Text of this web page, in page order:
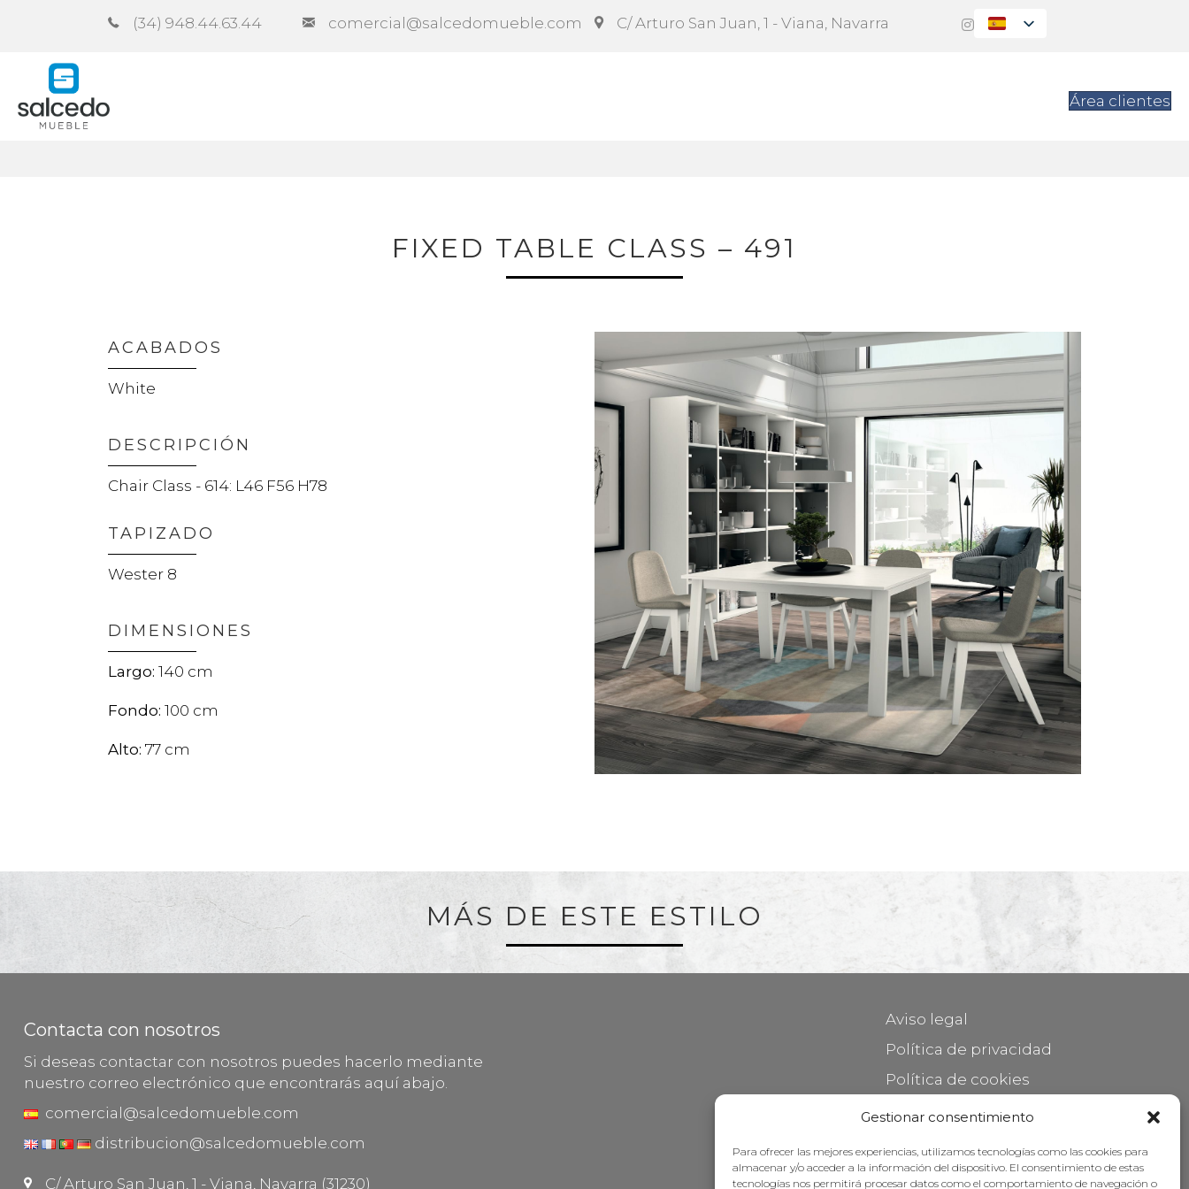
Gestionar consentimiento
Para ofrecer las mejores experiencias, utilizamos tecnologías como las cookies para
almacenar y/o acceder a la información del dispositivo. El consentimiento de estas
tecnologías nos permitirá procesar datos como el comportamiento de navegación o
(34) 948.44.63.44 comercial@salcedomueble.com C/ Arturo San Juan, 1 - Viana, Navarra
Área clientes
FIXED TABLE CLASS – 491
ACABADOS
White
DESCRIPCIÓN
Chair Class - 614: L46 F56 H78
TAPIZADO
Wester 8
DIMENSIONES
140
100
77
MÁS DE ESTE ESTILO
Contacta con nosotros
Si deseas contactar con nosotros puedes hacerlo mediante
nuestro correo electrónico que encontrarás aquí abajo.
comercial@salcedomueble.com
distribucion@salcedomueble.com
C/ Arturo San Juan, 1 - Viana, Navarra (31230)
Aviso legal
Política de privacidad
Política de cookies
Mantener su mueble